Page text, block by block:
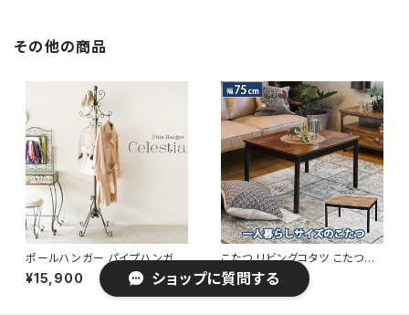
ショップに質問する
その他の商品
ポールハンガー パイプハンガー
ハンガーラック コートハンガー
ポールスタンド ハンガーポール
帽子掛け 衣類収納
¥15,900
こたつ リビングコタツ こたつテ
ーブル カジュアルコタツ ローテ
ーブル リビングテーブル 木製
幅75cm
¥18,000